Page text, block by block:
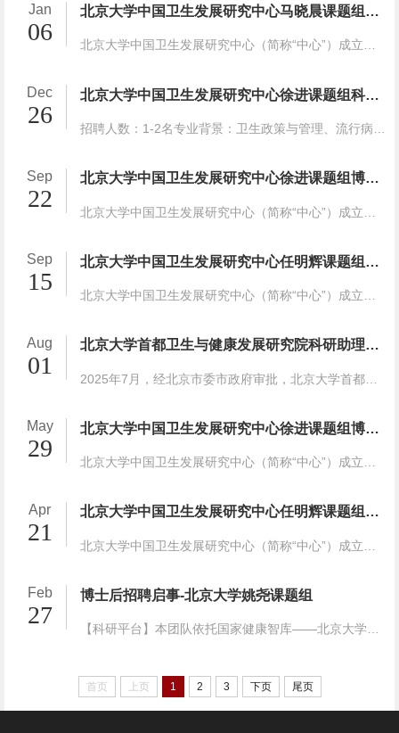
Jan
06
北京大学中国卫生发展研究中心马晓晨课题组博士后招聘启事
北京大学中国卫生发展研究中心（简称“中心”）成立于2010年，其发展目标是通过建立高水平多学科学术梯队和有效机制，满足卫生政策与体系研究中高质量教学、科研和政策咨询的需要，成为与国...
Dec
26
北京大学中国卫生发展研究中心徐进课题组科研助理招聘启事
Sep
22
北京大学中国卫生发展研究中心徐进课题组博士后招聘启事
Sep
15
北京大学中国卫生发展研究中心任明辉课题组博士后招聘启事
Aug
01
北京大学首都卫生与健康发展研究院科研助理、行政助理招聘启事
May
29
北京大学中国卫生发展研究中心徐进课题组博士后招聘启事
Apr
21
北京大学中国卫生发展研究中心任明辉课题组博士后招聘启事
Feb
27
博士后招聘启事-北京大学姚尧课题组
【科研平台】本团队依托国家健康智库——北京大学中国卫生发展研究中心，以及"重大疾病流行病学"教育部重点实验室、血管稳态与重构全国重点实验室等国家级平台，深度运营具有国际影响力的中...
首页 上页 1 2 3 下页 尾页